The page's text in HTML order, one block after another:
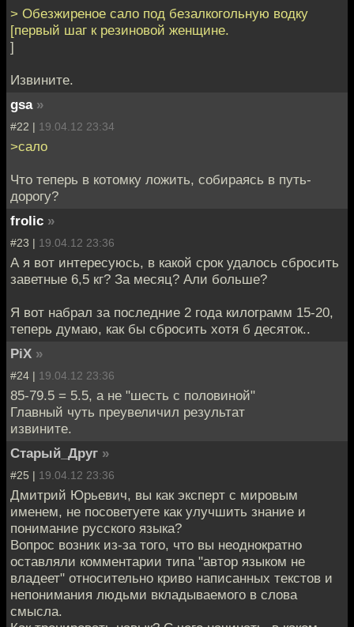
> Обезжиреное сало под безалкогольную водку
[первый шаг к резиновой женщине.
]
Извините.
gsa »
#22 | 19.04.12 23:34
>сало
Что теперь в котомку ложить, собираясь в путь-
дорогу?
frolic »
#23 | 19.04.12 23:36
А я вот интересуюсь, в какой срок удалось сбросить
заветные 6,5 кг? За месяц? Али больше?
Я вот набрал за последние 2 года килограмм 15-20,
теперь думаю, как бы сбросить хотя б десяток..
PiX »
#24 | 19.04.12 23:36
85-79.5 = 5.5, а не "шесть с половиной"
Главный чуть преувеличил результат
извините.
Старый_Друг »
#25 | 19.04.12 23:36
Дмитрий Юрьевич, вы как эксперт с мировым
именем, не посоветуете как улучшить знание и
понимание русского языка?
Вопрос возник из-за того, что вы неоднократно
оставляли комментарии типа "автор языком не
владеет" относительно криво написанных текстов и
непонимания людьми вкладываемого в слова
смысла.